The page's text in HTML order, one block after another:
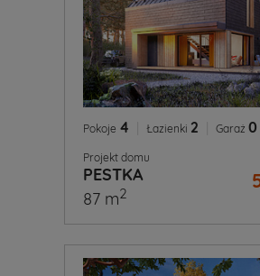
Pokoje 4 Łazienki 2 Garaż 0
Projekt domu
PESTKA
87 m2